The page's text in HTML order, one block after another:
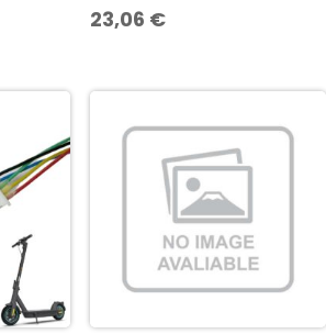
23,06 €